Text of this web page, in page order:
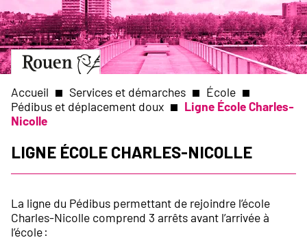
Aller
au
contenu
principal
Aller
à
page
d’accueil
Slide
1
of
1
d'Ariane
Accueil Services et démarches
École
Pédibus et déplacement doux
Ligne École Charles-
Nicolle
Ligne École Charles-Nicolle
La ligne du Pédibus permettant de rejoindre l’école
Charles-Nicolle comprend 3 arrêts avant l’arrivée à
l’école :